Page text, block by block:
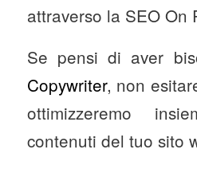
attraverso la SEO On
Se pensi di aver
Copywriter, non
ottimizzeremo
contenuti del tuo sito